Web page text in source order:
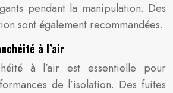
pendant la manipulation. Des
sont également recommandées.
à l’air
à l’air est essentielle pour
de l’isolation. Des fuites